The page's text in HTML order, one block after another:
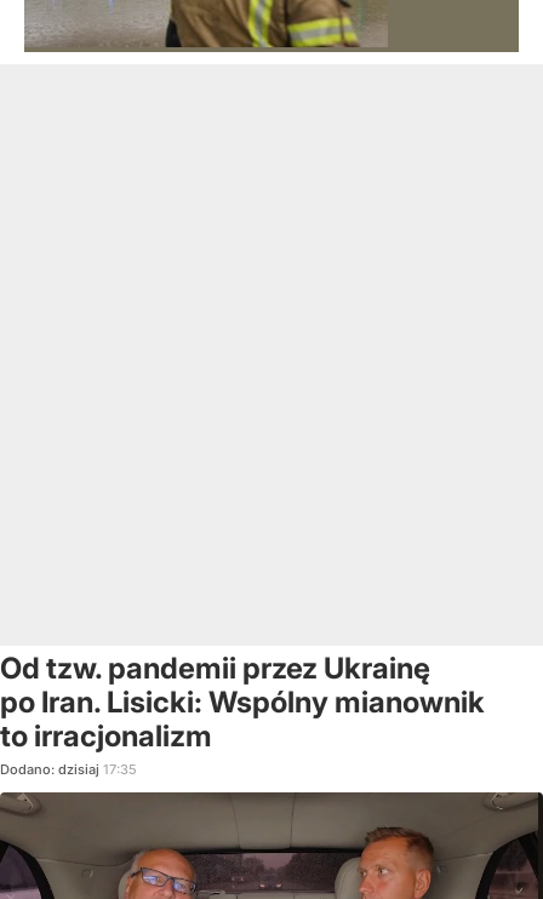
Od tzw. pandemii przez Ukrainę
po Iran. Lisicki: Wspólny mianownik
to irracjonalizm
Dodano: dzisiaj 17:35